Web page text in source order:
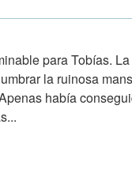
para Tobías.
la ruinosa
había